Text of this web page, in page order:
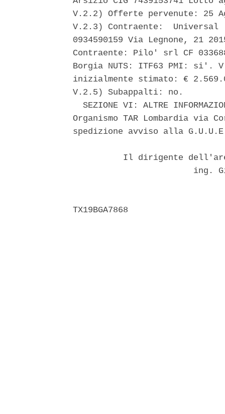
V.2.2) Offerte pervenute: 25
V.2.3) Contraente:
0934590159 Via Legnone, 21
Contraente: Pilo' srl CF
Borgia NUTS: ITF63 PMI: si'.
inizialmente stimato: €
V.2.5) Subappalti: no.
SEZIONE VI: ALTRE
Organismo TAR Lombardia
spedizione avviso alla
Il dirigente
ing.